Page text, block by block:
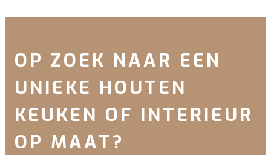
OP ZOEK NAAR EEN
UNIEKE HOUTEN
KEUKEN OF INTERIEUR
OP MAAT?